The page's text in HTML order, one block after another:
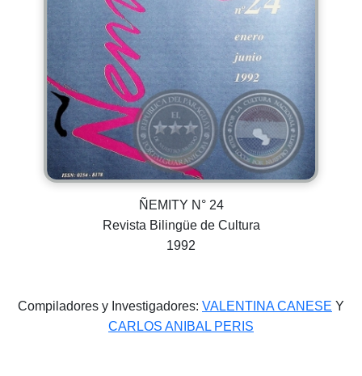
ÑEMITY N° 24
Revista Bilingüe de Cultura
1992
Compiladores y Investigadores: VALENTINA CANESE Y
CARLOS ANIBAL PERIS